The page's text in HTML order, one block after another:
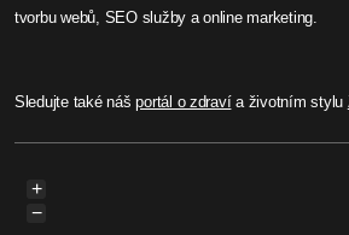
tvorbu webů, SEO služby a online marketing.
Sledujte také nášportál o zdravía životním stylu
+
−